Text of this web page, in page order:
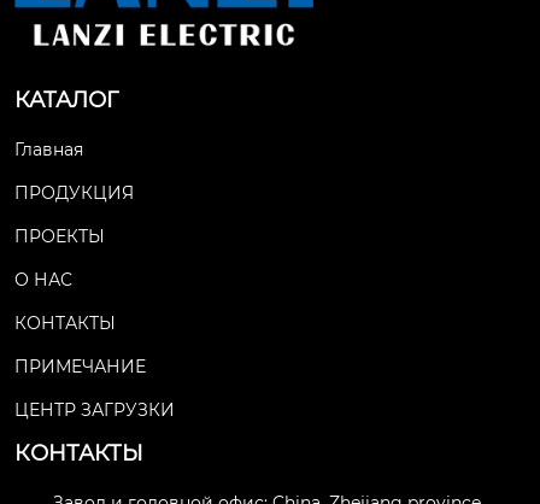
КАТАЛОГ
Главная
ПРОДУКЦИЯ
ПРОЕКТЫ
О НАС
КОНТАКТЫ
ПРИМЕЧАНИЕ
ЦЕНТР ЗАГРУЗКИ
КОНТАКТЫ